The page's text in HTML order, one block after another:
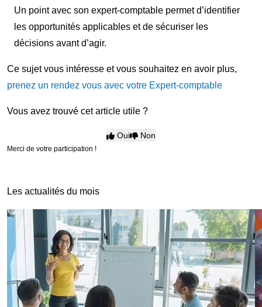
Un point avec son expert-comptable permet d’identifier
les opportunités applicables et de sécuriser les
décisions avant d’agir.
Ce sujet vous intéresse et vous souhaitez en avoir plus,
prenez un rendez vous avec votre Expert-comptable
Vous avez trouvé cet article utile ?
Oui Non
Merci de votre participation !
Les actualités du mois